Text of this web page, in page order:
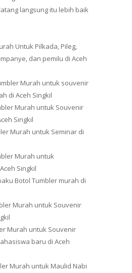
langsung itu lebih baik
Untuk Pilkada, Pileg,
dan pemilu di Aceh
Murah untuk souvenir
di Aceh Singkil
Murah untuk Souvenir
Singkil
Murah untuk Seminar di
Murah untuk
Singkil
Botol Tumbler murah di
Murah untuk Souvenir
Murah untuk Souvenir
baru di Aceh
Murah untuk Maulid Nabi